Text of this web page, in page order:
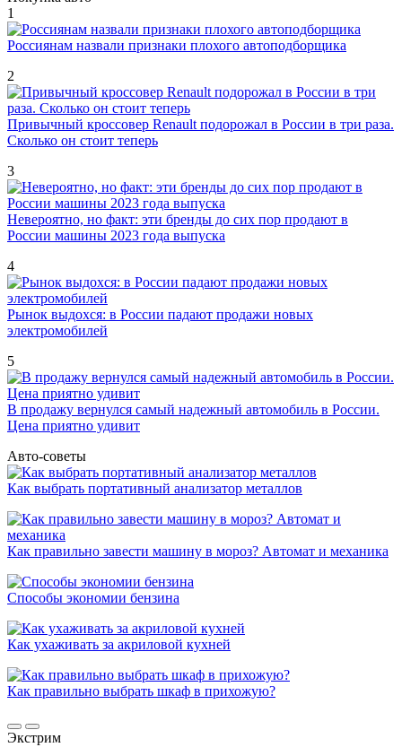
1
Россиянам назвали признаки плохого автоподборщика
2
Привычный кроссовер Renault подорожал в России в три раза.
Сколько он стоит теперь
3
Невероятно, но факт: эти бренды до сих пор продают в
России машины 2023 года выпуска
4
Рынок выдохся: в России падают продажи новых
электромобилей
5
В продажу вернулся самый надежный автомобиль в России.
Цена приятно удивит
Авто-советы
Как выбрать портативный анализатор металлов
Как правильно завести машину в мороз? Автомат и механика
Способы экономии бензина
Как ухаживать за акриловой кухней
Как правильно выбрать шкаф в прихожую?
Экстрим